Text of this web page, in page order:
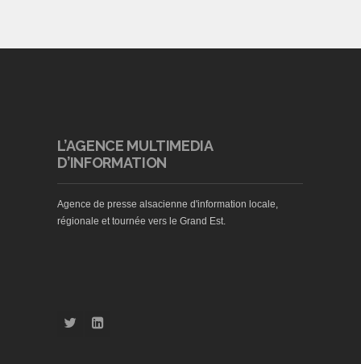
L’AGENCE MULTIMEDIA
D’INFORMATION
Agence de presse alsacienne d'information locale,
régionale et tournée vers le Grand Est.